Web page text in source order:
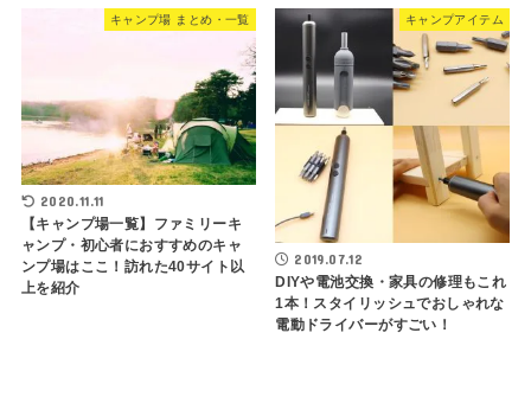
キャンプ場 まとめ・一覧
2020.11.11
【キャンプ場一覧】ファミリーキ
ャンプ・初心者におすすめのキャ
ンプ場はここ！訪れた40サイト以
上を紹介
キャンプアイテム
2019.07.12
DIYや電池交換・家具の修理もこれ
1本！スタイリッシュでおしゃれな
電動ドライバーがすごい！